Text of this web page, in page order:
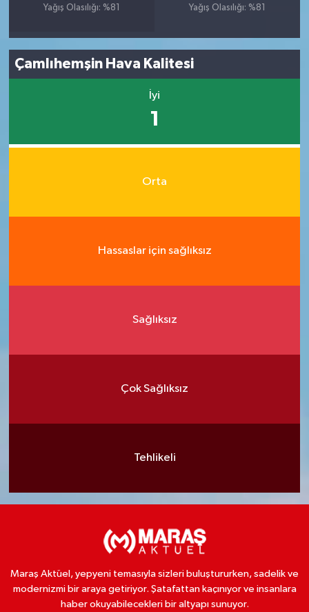
Yağış Olasılığı: %81
Yağış Olasılığı: %81
Çamlıhemşin Hava Kalitesi
İyi
1
Orta
Hassaslar için sağlıksız
Sağlıksız
Çok Sağlıksız
Tehlikeli
Maraş Aktüel, yepyeni temasıyla sizleri buluştururken, sadelik ve
modernizmi bir araya getiriyor. Şatafattan kaçınıyor ve insanlara
haber okuyabilecekleri bir altyapı sunuyor.